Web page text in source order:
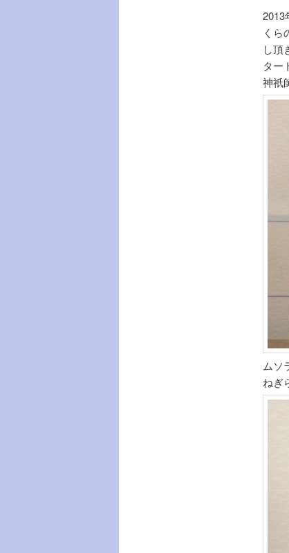
2013
くら
し頂
ター
神祇
ムソ
ねぎ